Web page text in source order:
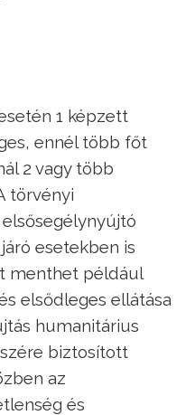
1 képzett
ennél több főt
2 vagy több
törvényi
esetekben is
menthet például
elsődleges ellátása
humanitárius
biztosított
az
és